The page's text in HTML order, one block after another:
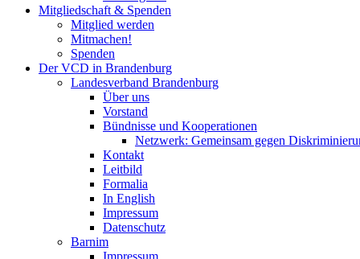
Mitgliedschaft & Spenden
Mitglied werden
Mitmachen!
Spenden
Der VCD in Brandenburg
Landesverband Brandenburg
Über uns
Vorstand
Bündnisse und Kooperationen
Netzwerk: Gemeinsam gegen
Kontakt
Leitbild
Formalia
In English
Impressum
Datenschutz
Barnim
Impressum